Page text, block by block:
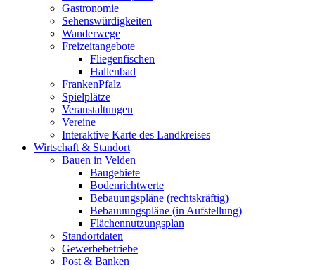
Gastronomie
Sehenswürdigkeiten
Wanderwege
Freizeitangebote
Fliegenfischen
Hallenbad
FrankenPfalz
Spielplätze
Veranstaltungen
Vereine
Interaktive Karte des Landkreises
Wirtschaft & Standort
Bauen in Velden
Baugebiete
Bodenrichtwerte
Bebauungspläne (rechtskräftig)
Bebauuungspläne (in Aufstellung)
Flächennutzungsplan
Standortdaten
Gewerbebetriebe
Post & Banken